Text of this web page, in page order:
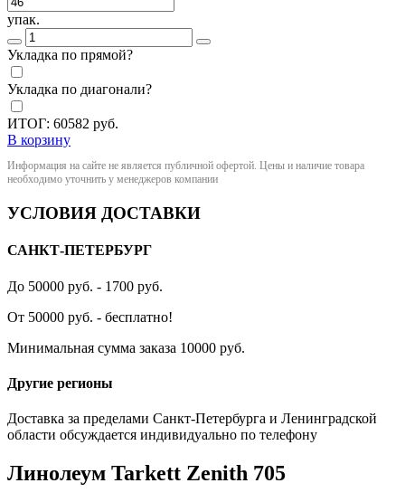
упак.
Укладка по прямой?
Укладка по диагонали?
ИТОГ: 60582 руб.
В корзину
Информация на сайте не является публичной офертой. Цены и наличие товара
необходимо уточнить у менеджеров компании
УСЛОВИЯ ДОСТАВКИ
САНКТ-ПЕТЕРБУРГ
До 50000 руб. - 1700 руб.
От 50000 руб. - бесплатно!
Минимальная сумма заказа 10000 руб.
Другие регионы
Доставка за пределами Санкт-Петербурга и Ленинградской
области обсуждается индивидуально по телефону
Линолеум Tarkett Zenith 705